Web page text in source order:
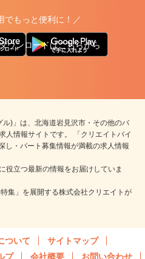
でもっと便利に！／
ウンロードはこちらから
ル)」は、北海道岩見沢市・その他のバ
人情報サイトです。 「クリエイトバイ
し・パート募集情報が満載の求人情報
役立つ最新の情報をお届けしていま
集」を展開する株式会社クリエイトが
ついて
サイトマップ
プ 会社概要 お問い合わせ